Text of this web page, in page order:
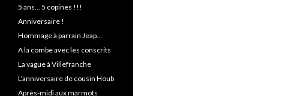
5 ans… 5 copines !!!
Anniversaire !
Hommage à parrain Jeap…
A la combe avec les conscrits
La vague à Villefranche
L’anniversaire de cousin Houb
Après-midi aux marmots